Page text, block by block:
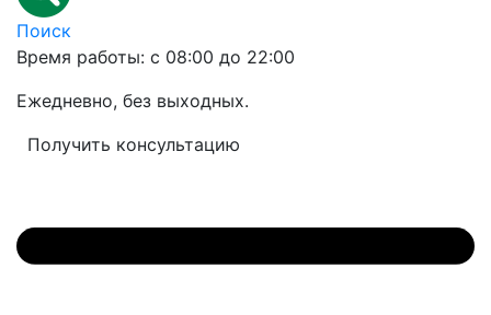
Поиск
Время работы: с 08:00 до 22:00
Ежедневно, без выходных.
Получить консультацию